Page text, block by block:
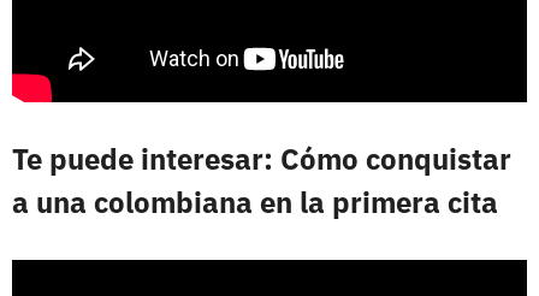
Te puede interesar: Cómo conquistar
a una colombiana en la primera cita